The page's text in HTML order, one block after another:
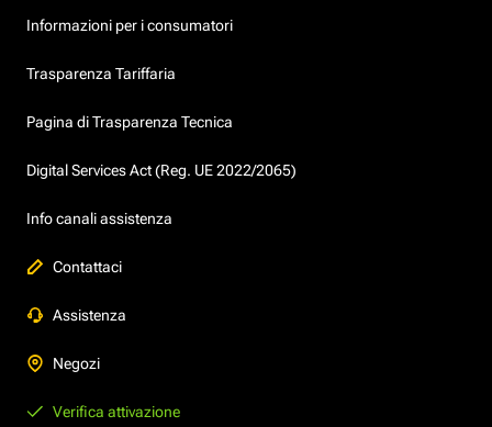
Informazioni per i consumatori
Trasparenza Tariffaria
Pagina di Trasparenza Tecnica
Digital Services Act (Reg. UE 2022/2065)
Info canali assistenza
Contattaci
Assistenza
Negozi
Verifica attivazione